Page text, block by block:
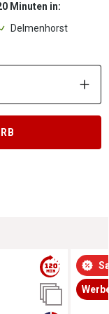
Minuten in:
Delmenhorst